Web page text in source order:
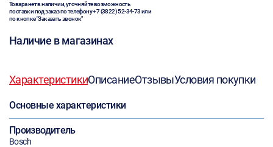
Товара нет в наличии, уточняйте возможность
поставки под заказ по телефону+7 (3822) 52-34-73или
по кнопке "Заказать звонок"
Наличие в магазинах
ХарактеристикиОписаниеОтзывыУсловия покупки
Основные характеристики
Производитель
Bosch